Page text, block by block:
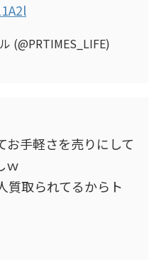
(@PRTIMES_LIFE)
お手軽さを売りにして
ｗ
質取られてるからト